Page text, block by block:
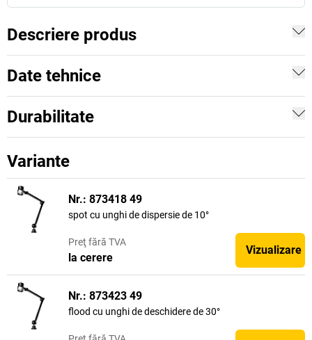
Descriere produs
Date tehnice
Durabilitate
Variante
Nr.: 873418 49
spot cu unghi de dispersie de 10°
Preţ fără TVA
la cerere
Vizualizare
Nr.: 873423 49
flood cu unghi de deschidere de 30°